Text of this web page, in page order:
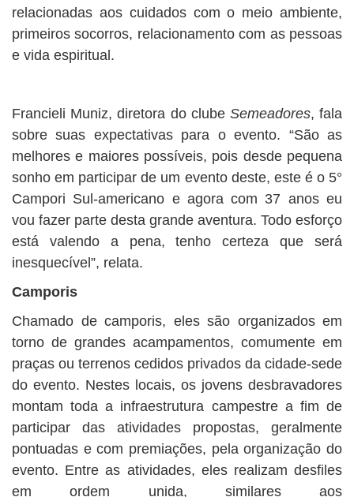
relacionadas aos cuidados com o meio ambiente,
primeiros socorros, relacionamento com as pessoas
e vida espiritual.
Francieli Muniz, diretora do clube Semeadores, fala
sobre suas expectativas para o evento. “São as
melhores e maiores possíveis, pois desde pequena
sonho em participar de um evento deste, este é o 5°
Campori Sul-americano e agora com 37 anos eu
vou fazer parte desta grande aventura. Todo esforço
está valendo a pena, tenho certeza que será
inesquecível”, relata.
Camporis
Chamado de camporis, eles são organizados em
torno de grandes acampamentos, comumente em
praças ou terrenos cedidos privados da cidade-sede
do evento. Nestes locais, os jovens desbravadores
montam toda a infraestrutura campestre a fim de
participar das atividades propostas, geralmente
pontuadas e com premiações, pela organização do
evento. Entre as atividades, eles realizam desfiles
em ordem unida, similares aos